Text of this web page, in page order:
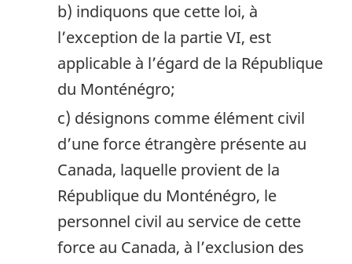
b) indiquons que cette loi, à
l’exception de la partie VI, est
applicable à l’égard de la République
du Monténégro;
c) désignons comme élément civil
d’une force étrangère présente au
Canada, laquelle provient de la
République du Monténégro, le
personnel civil au service de cette
force au Canada, à l’exclusion des